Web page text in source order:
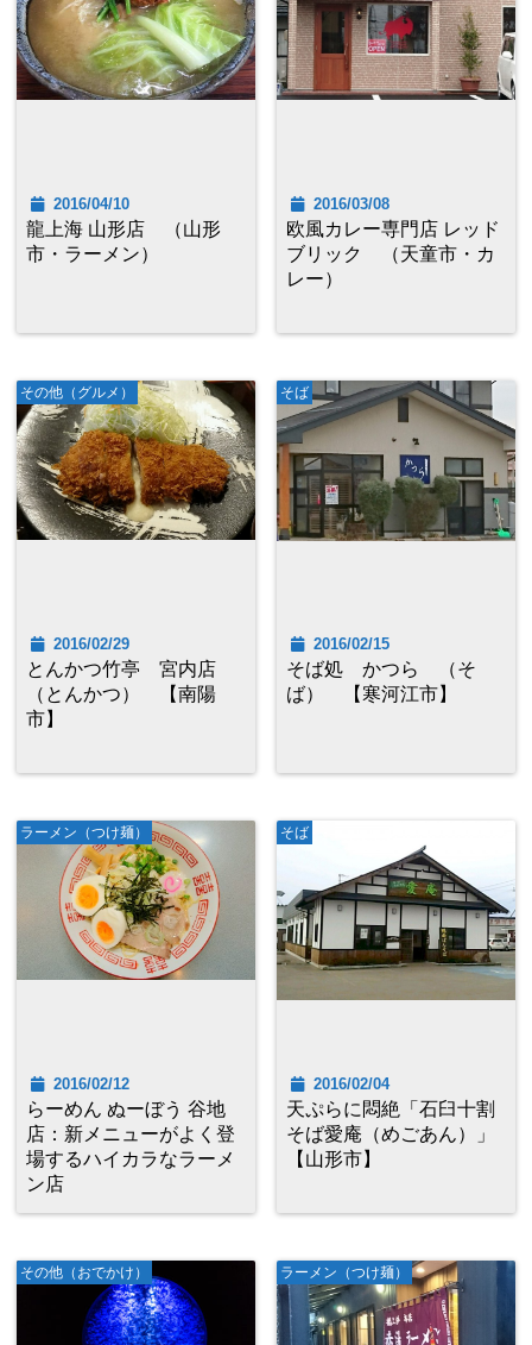
2016/04/10
龍上海 山形店 （山形
市・ラーメン）
2016/03/08
欧風カレー専門店 レッド
ブリック （天童市・カ
レー）
その他（グルメ）
2016/02/29
とんかつ竹亭 宮内店
（とんかつ） 【南陽
市】
そば
2016/02/15
そば処 かつら （そ
ば） 【寒河江市】
ラーメン（つけ麺）
2016/02/12
らーめん ぬーぼう 谷地
店：新メニューがよく登
場するハイカラなラーメ
ン店
そば
2016/02/04
天ぷらに悶絶「石臼十割
そば愛庵（めごあん）」
【山形市】
その他（おでかけ） ラーメン（つけ麺）